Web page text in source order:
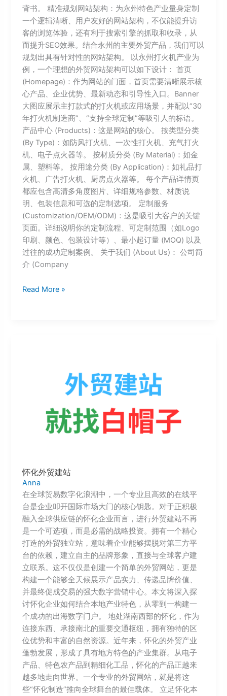
背书。 精准规划网站架构：为永州特色产业量身定制
一个逻辑清晰、用户友好的网站架构，不仅能提升访
客的浏览体验，还有利于搜索引擎的抓取和收录，从
而提升SEO效果。结合永州的主要外贸产品，我们可以
规划出具有针对性的网站架构。 以永州打火机产业为
例，一个理想的外贸网站架构可以如下设计： 首页
(Homepage)：作为网站的门面，首页需要清晰展示核
心产品、企业优势、最新动态和引导性入口。Banner
大图应展示主打款式的打火机或应用场景，并配以“30
年打火机制造商”、“支持全球定制”等吸引人的标语。
产品中心 (Products)：这是网站的核心。 按类型分类
(By Type)：如防风打火机、一次性打火机、充气打火
机、电子点火器等。 按材质分类 (By Material)：如金
属、塑料等。 按用途分类 (By Application)：如礼品打
火机、广告打火机、厨房点火器等。 每个产品详情页
都应包含高清多角度图片、详细规格参数、材质说
明、包装信息和可选的定制选项。 定制服务
(Customization/OEM/ODM)：这是吸引大客户的关键
页面。详细说明你的定制流程、可定制范围（如Logo
印刷、颜色、包装设计等）、最小起订量 (MOQ) 以及
过往的成功定制案例。 关于我们 (About Us)： 公司简
介 (Company
Read More »
怀化外贸建站
Anna
在全球贸易数字化浪潮中，一个专业且高效的在线平
台是企业叩开国际市场大门的核心钥匙。对于正积极
融入全球供应链的怀化企业而言，进行外贸建站不再
是一个可选项，而是必需的战略投资。拥有一个精心
打造的外贸独立站，意味着企业能够摆脱对第三方平
台的依赖，建立自主的品牌形象，直接与全球客户建
立联系。这不仅仅是创建一个简单的外贸网站，更是
构建一个能够全天候展示产品实力、传递品牌价值、
并最终促成交易的强大数字营销中心。本文将深入探
讨怀化企业如何结合本地产业特色，从零到一构建一
个成功的出海数字门户。 地处湖南西部的怀化，作为
连接东西、承接南北的重要交通枢纽，拥有独特的区
位优势和丰富的自然资源。近年来，怀化的外贸产业
蓬勃发展，形成了具有地方特色的产业集群。从电子
产品、特色农产品到精细化工品，怀化的产品正越来
越多地走向世界。一个专业的外贸网站，就是将这
些“怀化制造”推向全球舞台的最佳载体。 立足怀化本